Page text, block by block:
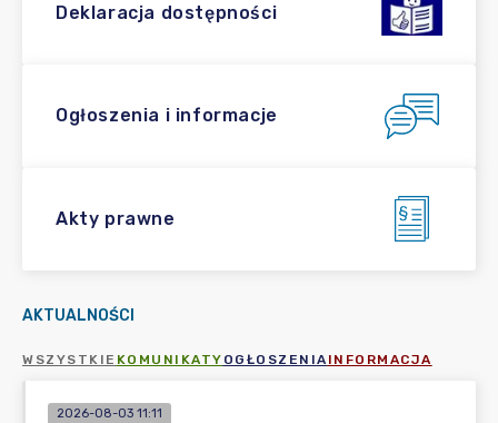
Deklaracja dostępności
Ogłoszenia i informacje
Akty prawne
AKTUALNOŚCI
WSZYSTKIE KOMUNIKATY OGŁOSZENIA INFORMACJA
2026-08-03 11:11